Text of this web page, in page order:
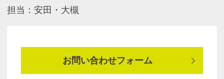
担当：安田・大槻
お問い合わせフォーム